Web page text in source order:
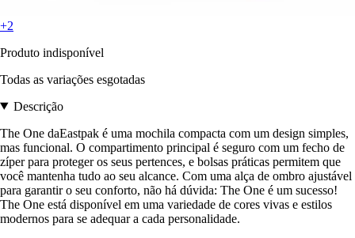
+2
Produto indisponível
Todas as variações esgotadas
Descrição
The One daEastpak é uma mochila compacta com um design simples,
mas funcional. O compartimento principal é seguro com um fecho de
zíper para proteger os seus pertences, e bolsas práticas permitem que
você mantenha tudo ao seu alcance. Com uma alça de ombro ajustável
para garantir o seu conforto, não há dúvida: The One é um sucesso!
The One está disponível em uma variedade de cores vivas e estilos
modernos para se adequar a cada personalidade.